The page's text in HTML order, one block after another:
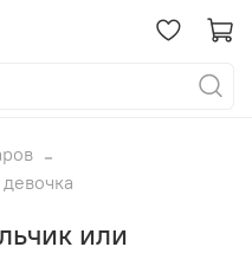
или